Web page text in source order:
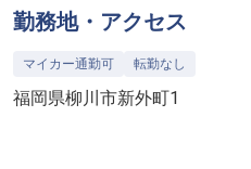
勤務地・アクセス
マイカー通勤可 転勤なし
福岡県柳川市新外町1